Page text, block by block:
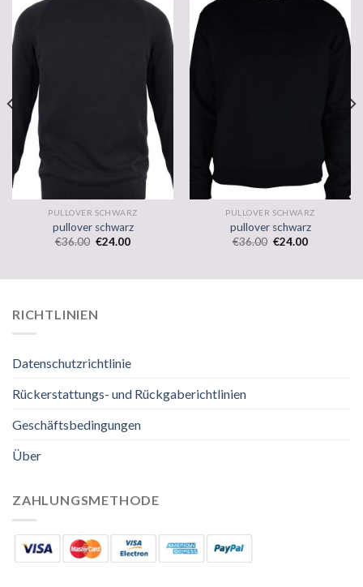
PULLOVER SCHWARZ
pullover schwarz
€36.00 €24.00
PULLOVER SCHWARZ
pullover schwarz
€36.00 €24.00
RICHTLINIEN
Datenschutzrichtlinie
Rückerstattungs- und Rückgaberichtlinien
Geschäftsbedingungen
Über
ZAHLUNGSMETHODE